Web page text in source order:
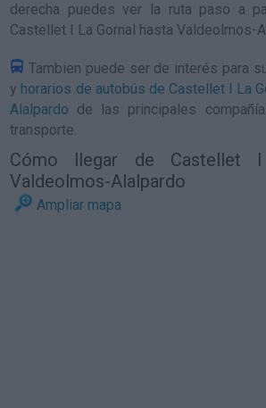
derecha puedes ver la ruta paso a
Castellet I La Gornal hasta Valdeolmos-
Tambien puede ser de interés para
y horarios de autobús de Castellet I La
Alalpardo de las principales
transporte.
Cómo llegar de Castellet
Valdeolmos-Alalpardo
Ampliar mapa